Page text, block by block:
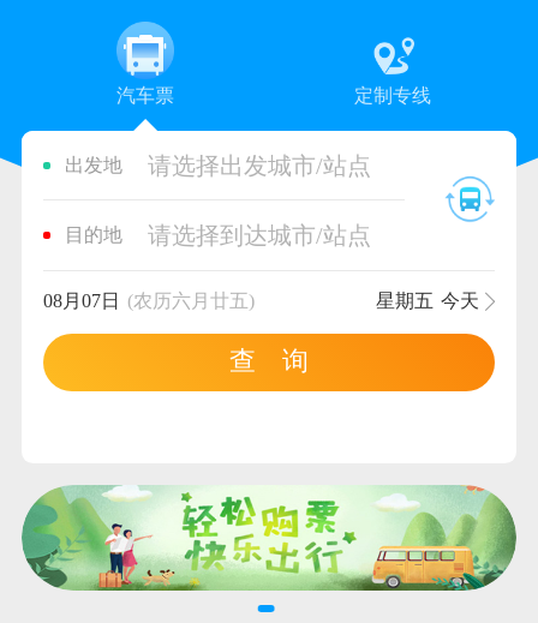
汽车票 定制专线
出发地 请选择出发城市/站点
目的地 请选择到达城市/站点
08月07日 (农历六月廿五) 星期五 今天
查 询